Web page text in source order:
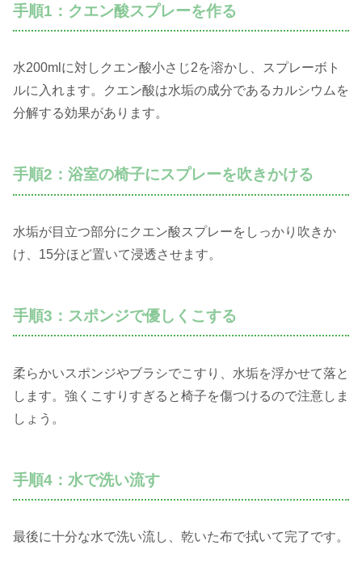
手順1：クエン酸スプレーを作る
水200mlに対しクエン酸小さじ2を溶かし、スプレーボト
ルに入れます。クエン酸は水垢の成分であるカルシウムを
分解する効果があります。
手順2：浴室の椅子にスプレーを吹きかける
水垢が目立つ部分にクエン酸スプレーをしっかり吹きか
け、15分ほど置いて浸透させます。
手順3：スポンジで優しくこする
柔らかいスポンジやブラシでこすり、水垢を浮かせて落と
します。強くこすりすぎると椅子を傷つけるので注意しま
しょう。
手順4：水で洗い流す
最後に十分な水で洗い流し、乾いた布で拭いて完了です。